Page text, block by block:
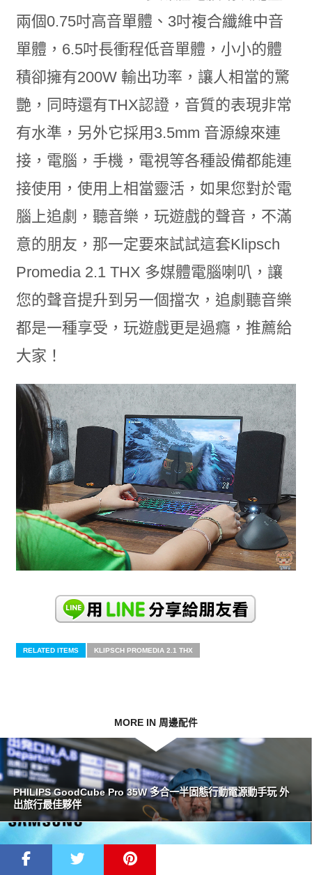
兩個0.75吋高音單體、3吋複合纖維中音
單體，6.5吋長衝程低音單體，小小的體
積卻擁有200W 輸出功率，讓人相當的驚
艷，同時還有THX認證，音質的表現非常
有水準，另外它採用3.5mm 音源線來連
接，電腦，手機，電視等各種設備都能連
接使用，使用上相當靈活，如果您對於電
腦上追劇，聽音樂，玩遊戲的聲音，不滿
意的朋友，那一定要來試試這套Klipsch
Promedia 2.1 THX 多媒體電腦喇叭，讓
您的聲音提升到另一個擋次，追劇聽音樂
都是一種享受，玩遊戲更是過癮，推薦給
大家！
RELATED ITEMS KLIPSCH PROMEDIA 2.1 THX
MORE IN 周邊配件
PHILIPS GoodCube Pro 35W 多合一半固態行動電源動手玩 外
出旅行最佳夥伴